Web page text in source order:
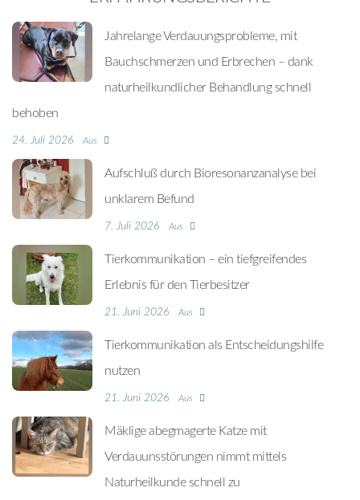
Jahrelange Verdauungsprobleme, mit
Bauchschmerzen und Erbrechen – dank
naturheilkundlicher Behandlung schnell
behoben
24. Juli 2026 Aus
Aufschluß durch Bioresonanzanalyse bei
unklarem Befund
7. Juli 2026 Aus
Tierkommunikation – ein tiefgreifendes
Erlebnis für den Tierbesitzer
21. Juni 2026 Aus
Tierkommunikation als Entscheidungshilfe
nutzen
21. Juni 2026 Aus
Mäklige abegmagerte Katze mit
Verdauunsstörungen nimmt mittels
Naturheilkunde schnell zu